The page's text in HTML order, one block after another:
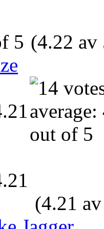
(4.22 av
(4.21